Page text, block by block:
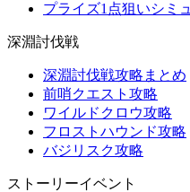
プライズ1点狙いシミュ
深淵討伐戦
深淵討伐戦攻略まとめ
前哨クエスト攻略
ワイルドクロウ攻略
フロストハウンド攻略
バジリスク攻略
ストーリーイベント